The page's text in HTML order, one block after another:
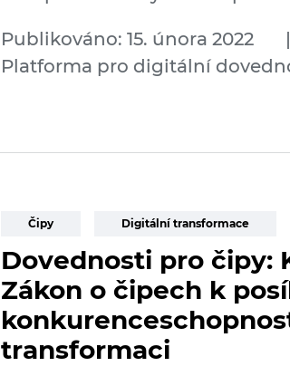
Publikováno: 15. února 2022 |
Platforma pro digitální
Čipy Digitální transformace
Dovednosti pro čipy:
Zákon o čipech k
transformaci